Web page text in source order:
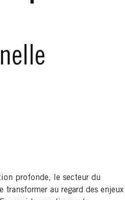
profonde, le secteur du
transformer au regard des enjeux